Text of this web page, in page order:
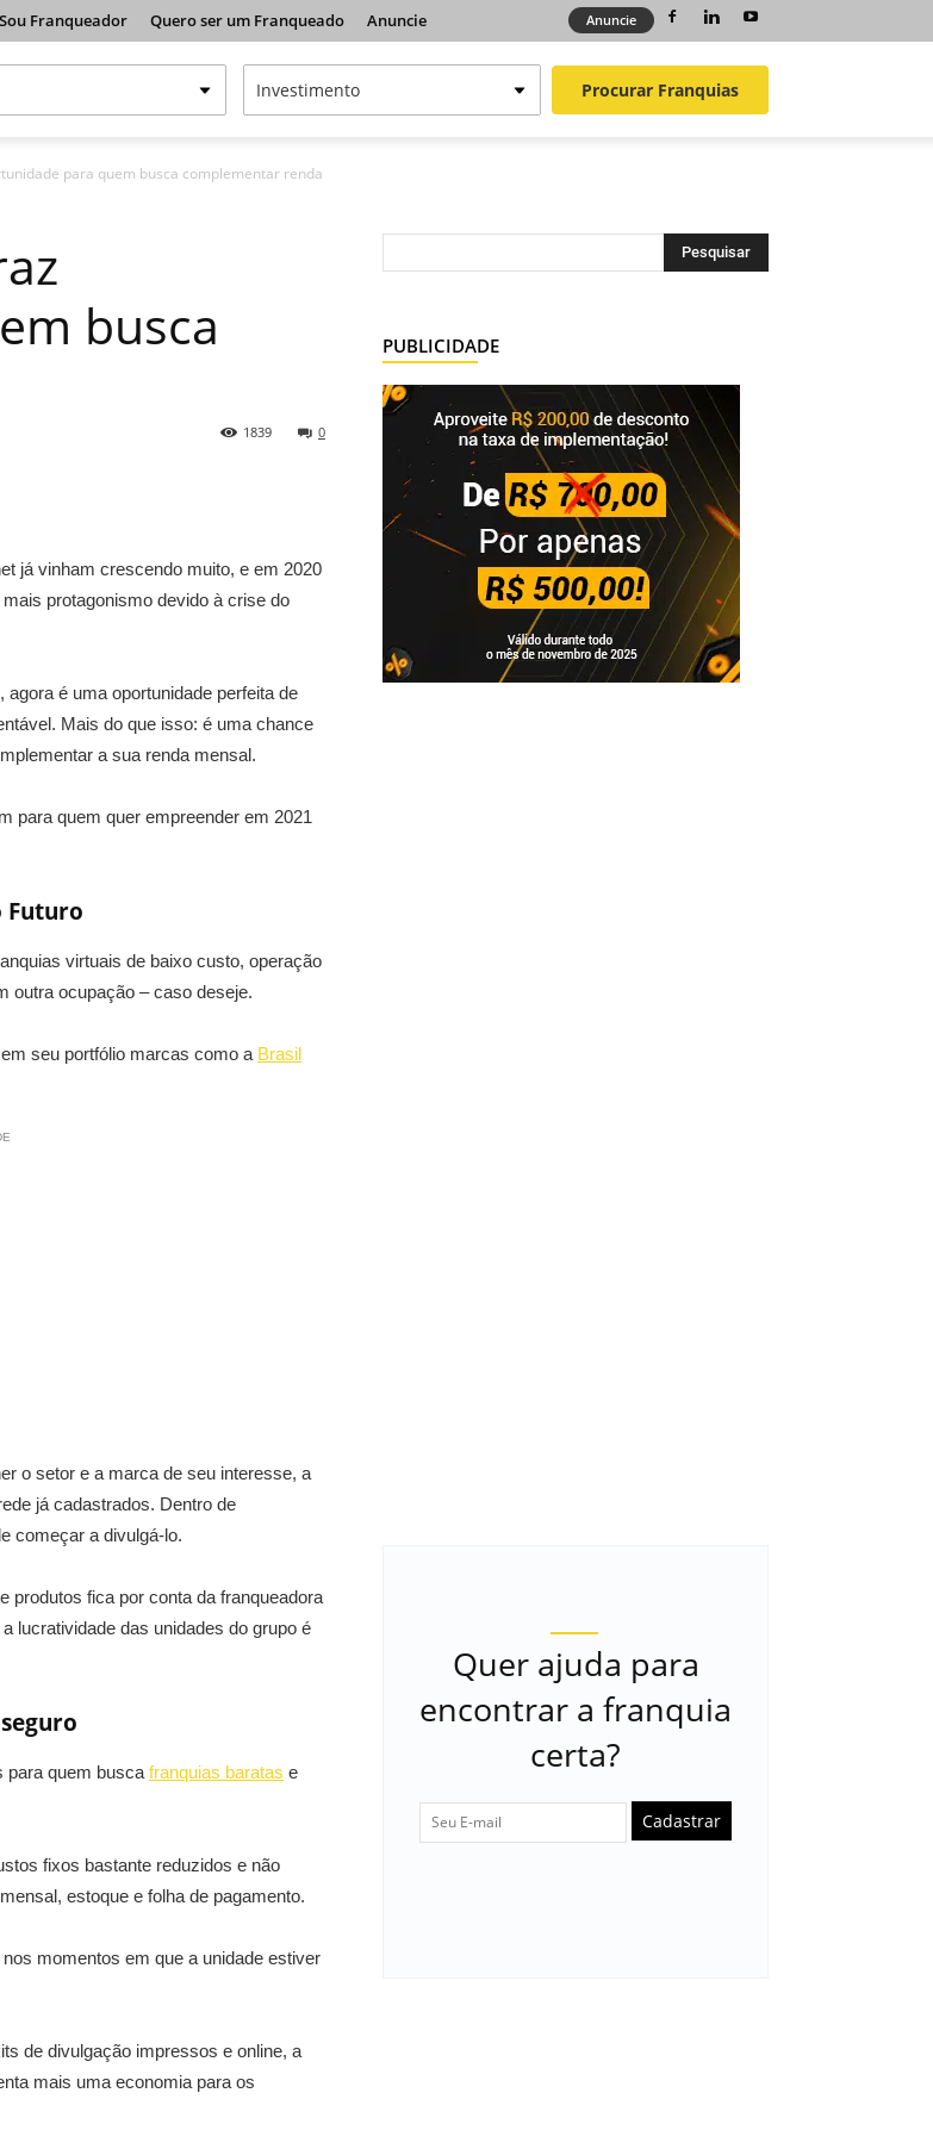
Sou Franqueador Quero ser um Franqueado Anuncie Anuncie
Procurar Franquias
para quem busca complementar renda
busca
0
1839
já vinham crescendo muito, e em 2020
protagonismo devido à crise do
agora é uma oportunidade perfeita de
Mais do que isso: é uma chance
a sua renda mensal.
para quem quer empreender em 2021
Futuro
virtuais de baixo custo, operação
outra ocupação – caso deseje.
seu portfólio marcas como a Brasil
o setor e a marca de seu interesse, a
já cadastrados. Dentro de
começar a divulgá-lo.
produtos fica por conta da franqueadora
lucratividade das unidades do grupo é
para quem busca franquias baratas e
fixos bastante reduzidos e não
estoque e folha de pagamento.
momentos em que a unidade estiver
de divulgação impressos e online, a
mais uma economia para os
PUBLICIDADE
Quer ajuda para
encontrar a franquia
certa?
Cadastrar